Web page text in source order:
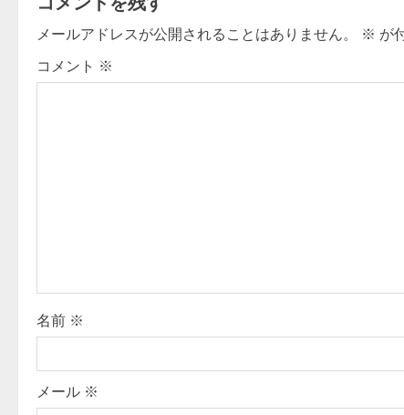
n
a
v
i
o
n
メールアドレスが公開されることはありません。 ※ が
コメント ※
名前 ※
メール ※